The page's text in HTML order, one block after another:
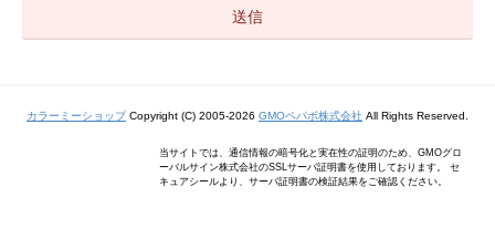
カラーミーショップCopyright (C) 2005-2026 GMOペパボ株式会社 All Rights Reserved.
当サイトでは、通信情報の暗号化と実在性の証明のため、GMOグロ
ーバルサイン株式会社のSSLサーバ証明書を使用しております。 セ
キュアシールより、サーバ証明書の検証結果をご確認ください。